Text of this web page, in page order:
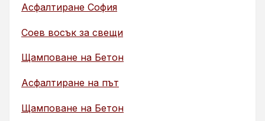
Асфалтиране София
Соев восък за свещи
Щамповане на Бетон
Асфалтиране на път
Щамповане на Бетон